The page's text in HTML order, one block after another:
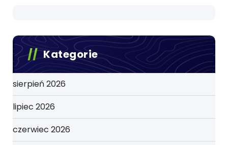
Kategorie
sierpień 2026
lipiec 2026
czerwiec 2026